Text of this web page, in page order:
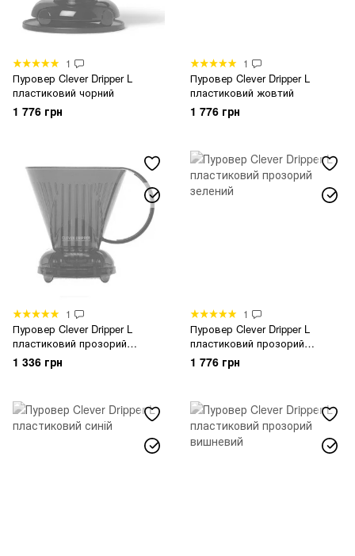
1
Пуровер Clever Dripper L
пластиковий чорний
1 776 грн
1
Пуровер Clever Dripper L
пластиковий жовтий
1 776 грн
1
Пуровер Clever Dripper L
пластиковий прозорий
червоний
1 336 грн
1
Пуровер Clever Dripper L
пластиковий прозорий
зелений
1 776 грн